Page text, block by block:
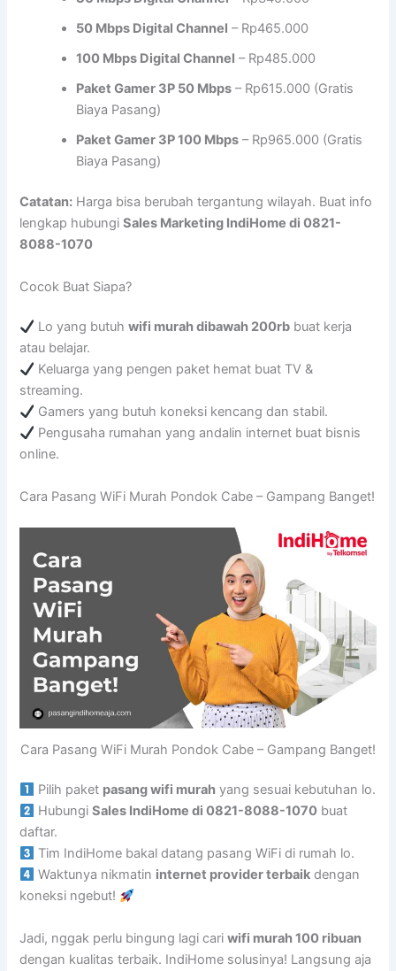
50 Mbps Digital Channel – Rp465.000
100 Mbps Digital Channel – Rp485.000
Paket Gamer 3P 50 Mbps – Rp615.000 (Gratis
Biaya Pasang)
Paket Gamer 3P 100 Mbps – Rp965.000 (Gratis
Biaya Pasang)
Catatan: Harga bisa berubah tergantung wilayah. Buat info
lengkap hubungiSales Marketing IndiHome di 0821-
8088-1070
Cocok Buat Siapa?
Lo yang butuhwifi murah dibawah 200rb buat kerja
atau belajar.
Keluarga yang pengen paket hemat buat TV &
streaming.
Gamers yang butuh koneksi kencang dan stabil.
Pengusaha rumahan yang andalin internet buat bisnis
online.
Cara Pasang WiFi Murah Pondok Cabe – Gampang Banget!
Cara Pasang WiFi Murah Pondok Cabe – Gampang Banget!
Pilih paket pasang wifi murah yang sesuai kebutuhan lo.
HubungiSales IndiHome di 0821-8088-1070 buat
daftar.
Tim IndiHome bakal datang pasang WiFi di rumah lo.
Waktunya nikmatin internet provider terbaik dengan
koneksi ngebut!
Jadi, nggak perlu bingung lagi cariwifi murah 100 ribuan
dengan kualitas terbaik. IndiHome solusinya! Langsung aja